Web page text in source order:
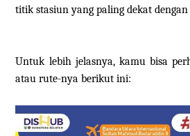
titik stasiun yang paling dekat
Untuk lebih jelasnya, kamu bisa
atau rute-nya berikut ini: